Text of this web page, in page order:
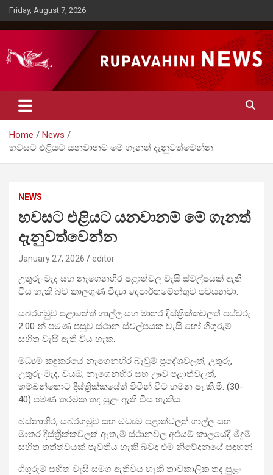
Skip
to
content
Friday, August 7, 2026
Rupavahini News
Home
News
හවසට එළියට යනවානම් මේ ගැනත් දැනුවත්වෙන්න
NEWS
හවසට එළියට යනවානම් මේ ගැනත්
දැනුවත්වෙන්න
January 27, 2026 editor
උතුරු-මැද සහ නැගෙනහිර පළාත්වල වැසි ස්වල්පයක් ඇති
විය හැකි බව කාලගුණ විද්‍යා දෙපාර්තමේන්තුව පවසනවා.
සබරගමුව පළාතේත් ගාල්ල සහ මාතර දිස්ත්‍රික්කවලත් පස්වරු
2.00 න් පමණ පසුව ස්ථාන ස්වල්පයක වැසි හෝ ගිගුරුම්
සහිත වැසි ඇති විය හැක.
මධ්‍යම කඳුකරයේ නැගෙනහිර බෑවුම් ප්‍රදේශවලත්, උතුරු,
උතුරු-මැද, වයඹ, නැගෙනහිර සහ ඌව පළාත්වලත්,
හම්බන්තොට දිස්ත්‍රික්කයේත් විටින් විට හමන පැ.කි.මී. (30-
40) පමණ තරමක තද සුළං ඇති විය හැකිය.
බස්නාහිර, සබරගමුව සහ මධ්‍යම පළාත්වලත් ගාල්ල සහ
මාතර දිස්ත්‍රික්කවලත් ඇතැම් ස්ථානවල අළුයම් කාලයේදී මීදුම්
සහිත තත්ත්වයක් පැවතිය හැකි බවද එම නිවේදනයේ සඳහන්.
ගිගුරුම් සහිත වැසි සමග ඇතිවිය හැකි තාවකාලික තද සුළං